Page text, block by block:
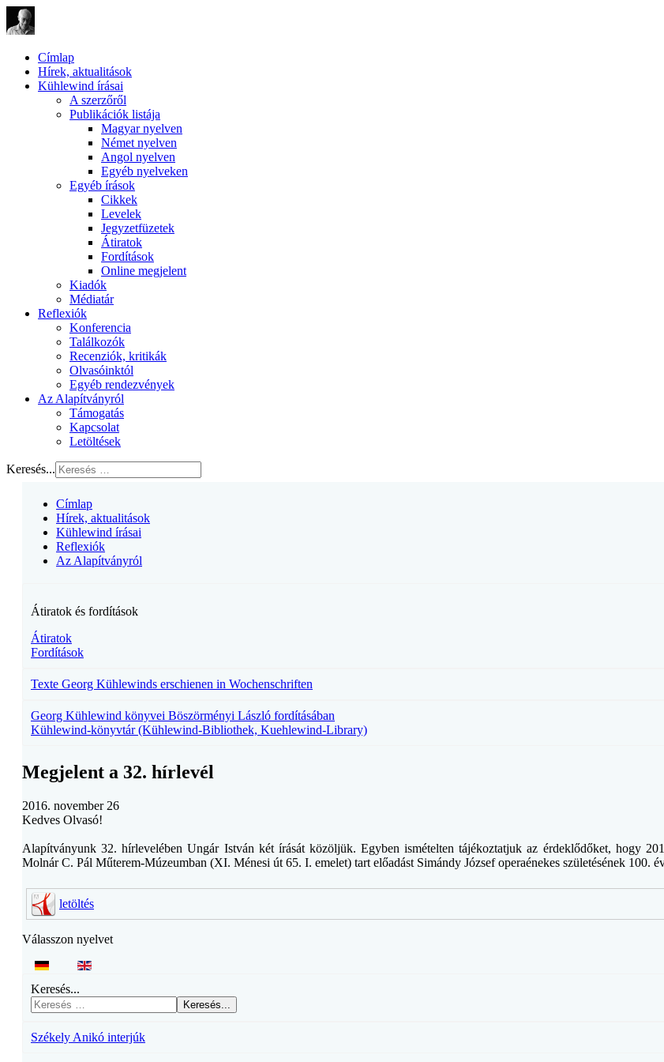
Címlap
Hírek, aktualitások
Kühlewind írásai
A szerzőről
Publikációk listája
Magyar nyelven
Német nyelven
Angol nyelven
Egyéb nyelveken
Egyéb írások
Cikkek
Levelek
Jegyzetfüzetek
Átiratok
Fordítások
Online megjelent
Kiadók
Médiatár
Reflexiók
Konferencia
Találkozók
Recenziók, kritikák
Olvasóinktól
Egyéb rendezvények
Az Alapítványról
Támogatás
Kapcsolat
Letöltések
Keresés...
Címlap
Hírek, aktualitások
Kühlewind írásai
Reflexiók
Az Alapítványról
Átiratok és fordítások
Átiratok
Fordítások
Texte Georg Kühlewinds erschienen in Wochenschriften
Georg Kühlewind könyvei Böszörményi László fordításában
Kühlewind-könyvtár (Kühlewind-Bibliothek, Kuehlewind-Library)
Megjelent a 32. hírlevél
2016. november 26
Kedves Olvasó!
Alapítványunk 32. hírlevelében Ungár István két írását közöljük. Egyben ismételten tájékoztatjuk az érdeklődőket, hogy
Molnár C. Pál Műterem-Múzeumban (XI. Ménesi út 65. I. emelet) tart előadást Simándy József operaénekes születésének 100.
letöltés
Válasszon nyelvet
Keresés...
Keresés...
Székely Anikó interjúk